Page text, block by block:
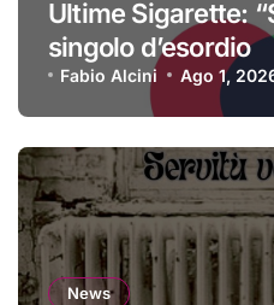
Ultime Sigarette:
singolo d’esordio
Fabio Alcini Ago 1,
News